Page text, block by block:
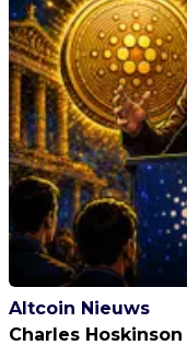
Altcoin Nieuws
Charles Hoskinson